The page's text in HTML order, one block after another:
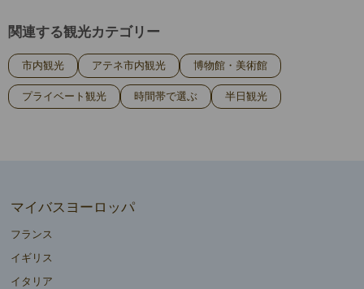
関連する観光カテゴリー
市内観光 アテネ市内観光 博物館・美術館
プライベート観光 時間帯で選ぶ 半日観光
マイバスヨーロッパ
フランス
イギリス
イタリア